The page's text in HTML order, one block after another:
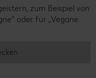
zum Beispiel von
oder für „Vegane